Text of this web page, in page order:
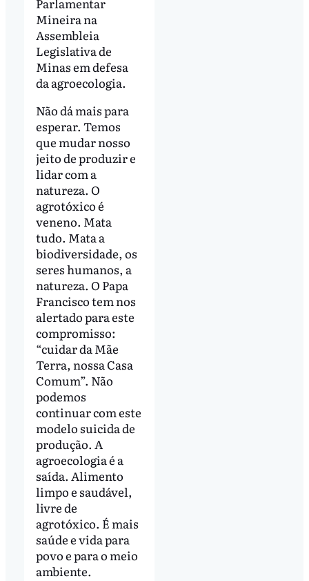
Mineira na
Assembleia
Legislativa de
Minas em defesa
da agroecologia.
Não dá mais para
esperar. Temos
que mudar nosso
jeito de produzir e
lidar com a
natureza. O
agrotóxico é
veneno. Mata
tudo. Mata a
biodiversidade, os
seres humanos, a
natureza. O Papa
Francisco tem nos
alertado para este
compromisso:
“cuidar da Mãe
Terra, nossa Casa
Comum”. Não
podemos
continuar com este
modelo suicida de
produção. A
agroecologia é a
saída. Alimento
limpo e saudável,
livre de
agrotóxico. É mais
saúde e vida para
povo e para o meio
ambiente.